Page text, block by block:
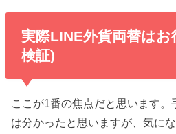
実際LINE外貨両替は
検証)
ここが1番の焦点だと思います
は分かったと思いますが、気に